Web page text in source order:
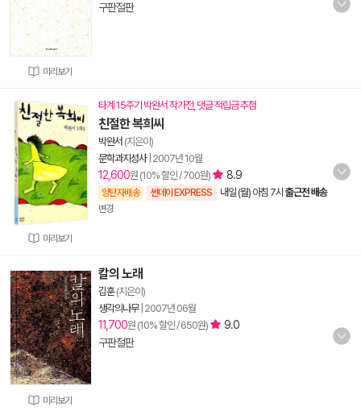
미리보기
구판절판
미리보기
타계 15주기 박완서 작가전, 댓글 적립금 추첨
친절한 복희씨
박완서 (지은이)
문학과지성사| 2007년 10월
12,600원 (10% 할인 / 700원) 8.9
양탄자배송 썬데이 EXPRESS 내일 (월) 아침 7시 출근전 배송
변경
미리보기
칼의 노래
김훈(지은이)
생각의나무| 2007년 06월
11,700원 (10% 할인 / 650원)
9.0
구판절판